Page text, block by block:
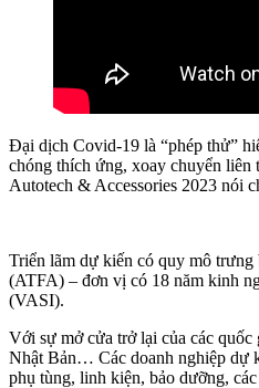
Đại dịch Covid-19 là “phép thử”
chóng thích ứng, xoay chuyển liên
Autotech & Accessories 2023 nói
Triển lãm dự kiến có quy mô
(ATFA) – đơn vị có 18 năm kinh
(VASI).
Với sự mở cửa trở lại của các
Nhật Bản… Các doanh nghiệp dự
phụ tùng, linh kiện, bảo dưỡng,